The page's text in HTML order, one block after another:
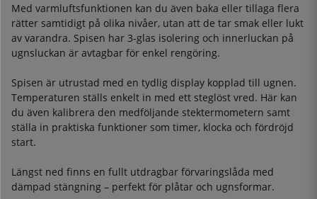
Med varmluftsfunktionen kan du även baka eller tillaga flera
rätter samtidigt på olika nivåer, utan att de tar smak eller lukt
av varandra. Spisen har 3-glas isolering och innerluckan på
ugnsluckan är avtagbar för enkel rengöring.
Spisen är utrustad med en tydlig display kopplad till ugnen.
Temperaturen ställs enkelt in med ett steglöst vred. Här kan
du även kalibrera den medföljande stektermometern samt
ställa in praktiska funktioner som timer, klocka och fördröjd
start.
Längst ned finns en fullt utdragbar förvaringslåda med
dämpad stängning – perfekt för plåtar och ugnsformar.